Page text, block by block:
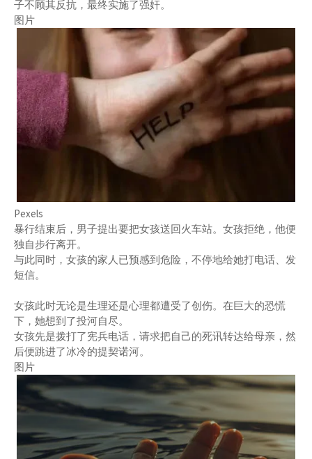
子不顾其反抗，最终实施了强奸。
图片
Pexels
暴行结束后，男子提出要把女孩送回火车站。女孩拒绝，他便
独自步行离开。
与此同时，女孩的家人已预感到危险，不停地给她打电话、发
短信。
女孩此时无论是生理还是心理都遭受了创伤。在巨大的恐慌
下，她想到了投河自尽。
女孩先是拨打了宪兵电话，请求把自己的死讯转达给母亲，然
后便跳进了冰冷的提契诺河。
图片